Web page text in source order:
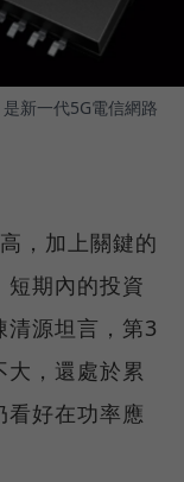
新一代5G電信網路
，加上關鍵的
期內的投資
清源坦言，第3
，還處於累
好在功率應